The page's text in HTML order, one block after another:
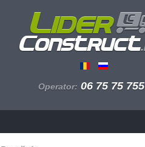
Operator: 06 75 75 755